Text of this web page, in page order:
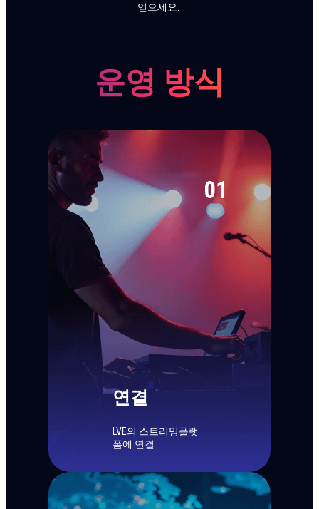
얻으세요.
운영 방식
01
연결
LVE의 스트리밍플랫
폼에 연결